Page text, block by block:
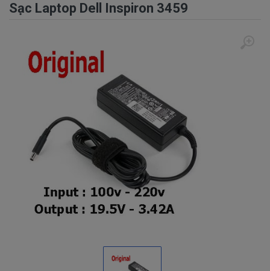
Sạc Laptop Dell Inspiron 3459